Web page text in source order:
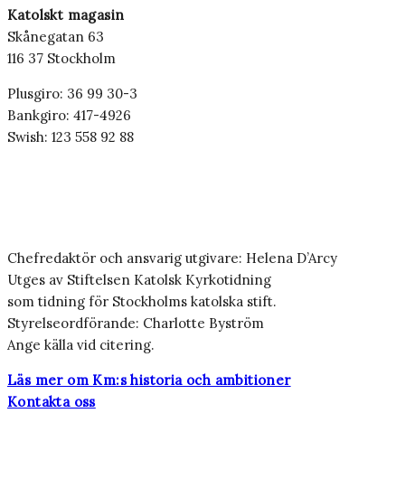
Katolskt magasin
Skånegatan 63
116 37 Stockholm
Plusgiro: 36 99 30-3
Bankgiro: 417-4926
Swish: 123 558 92 88
Chefredaktör och ansvarig utgivare: Helena D’Arcy
Utges av Stiftelsen Katolsk Kyrkotidning
som tidning för Stockholms katolska stift.
Styrelseordförande: Charlotte Byström
Ange källa vid citering.
Läs mer om Km:s historia och ambitioner
Kontakta oss